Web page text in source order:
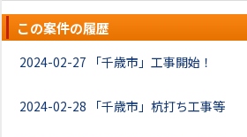
この案件の履歴
2024-02-27 「千歳市」工事開始！
2024-02-28 「千歳市」杭打ち工事等